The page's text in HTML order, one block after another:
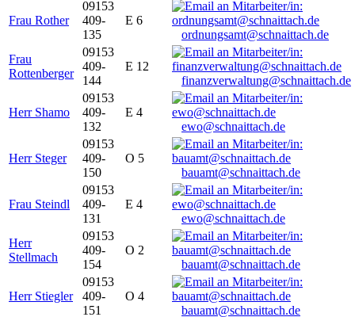
Frau Rother
09153
409-
135
E 6
ordnungsamt@schnaittach.de
Frau
Rottenberger
09153
409-
144
E 12
finanzverwaltung@schnaittach.de
Herr Shamo
09153
409-
132
E 4
ewo@schnaittach.de
Herr Steger
09153
409-
150
O 5
bauamt@schnaittach.de
Frau Steindl
09153
409-
131
E 4
ewo@schnaittach.de
Herr
Stellmach
09153
409-
154
O 2
bauamt@schnaittach.de
Herr Stiegler
09153
409-
151
O 4
bauamt@schnaittach.de